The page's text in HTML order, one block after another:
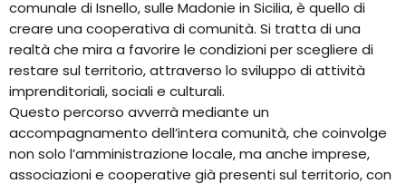
comunale di Isnello, sulle Madonie in Sicilia, è quello di
creare una cooperativa di comunità. Si tratta di una
realtà che mira a favorire le condizioni per scegliere di
restare sul territorio, attraverso lo sviluppo di attività
imprenditoriali, sociali e culturali.
Questo percorso avverrà mediante un
accompagnamento dell’intera comunità, che coinvolge
non solo l’amministrazione locale, ma anche imprese,
associazioni e cooperative già presenti sul territorio, con